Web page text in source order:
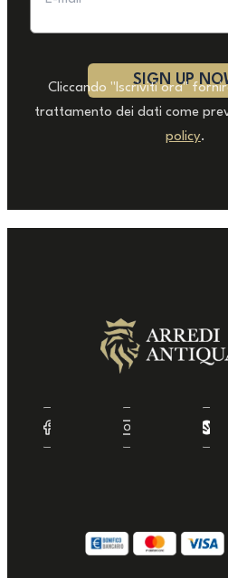
Cliccando "Iscriviti ora"
trattamento dei dati come
policy.